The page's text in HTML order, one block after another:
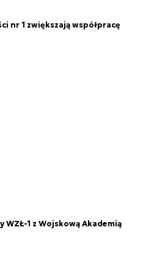
nr 1 zwiększają współpracę
WZŁ-1 z Wojskową Akademią